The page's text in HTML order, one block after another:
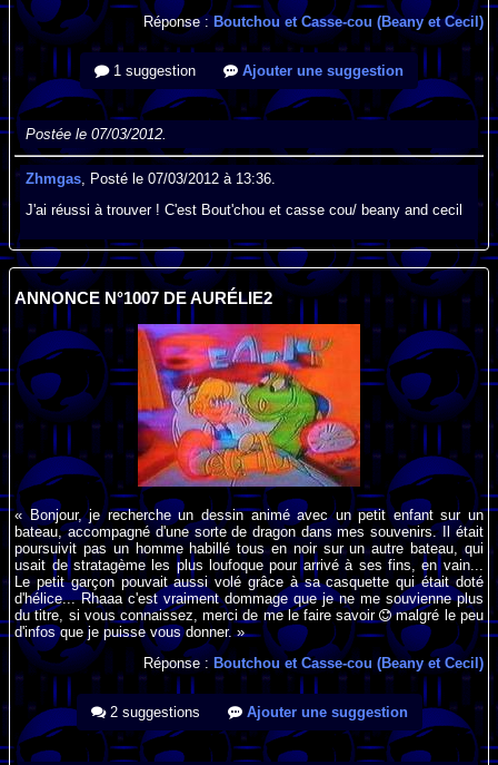
Réponse :Boutchou et Casse-cou (Beany et Cecil)
1 suggestion Ajouter une suggestion
Postée le 07/03/2012.
Zhmgas , Posté le 07/03/2012 à 13:36.
J'ai réussi à trouver ! C'est Bout'chou et casse cou/ beany and cecil
ANNONCE N°1007 DE AURÉLIE2
« Bonjour, je recherche un dessin animé avec un petit enfant sur un
bateau, accompagné d'une sorte de dragon dans mes souvenirs. Il était
poursuivit pas un homme habillé tous en noir sur un autre bateau, qui
usait de stratagème les plus loufoque pour arrivé à ses fins, en vain...
Le petit garçon pouvait aussi volé grâce à sa casquette qui était doté
d'hélice... Rhaaa c'est vraiment dommage que je ne me souvienne plus
du titre, si vous connaissez, merci de me le faire savoir
malgré le peu
d'infos que je puisse vous donner. »
Réponse :Boutchou et Casse-cou (Beany et Cecil)
2 suggestions Ajouter une suggestion